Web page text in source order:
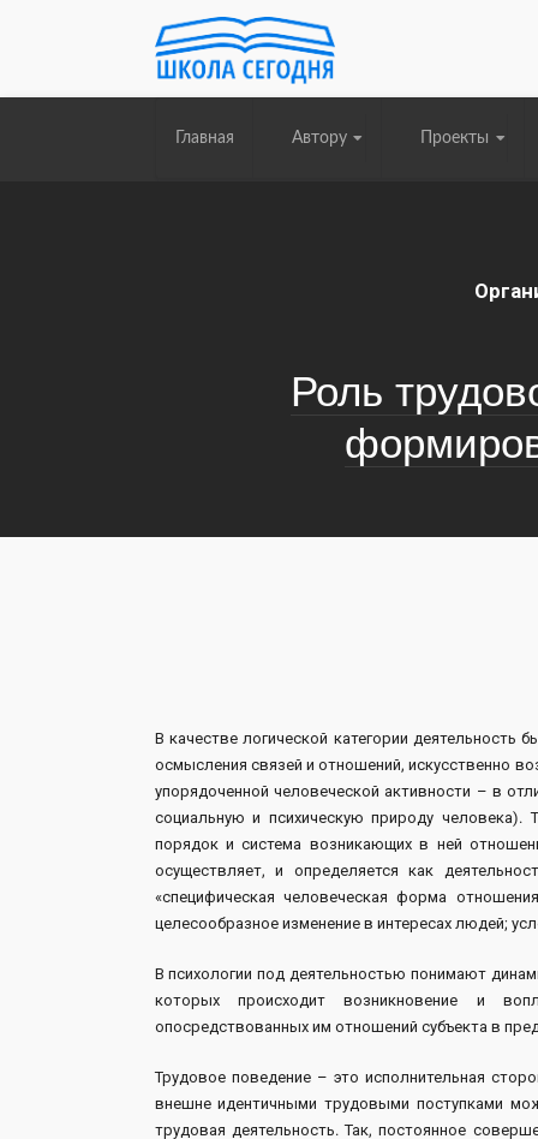
Главная Автору Проекты
Роль
В качестве логической категории
осмысления связей и отношений, искусственно
упорядоченной человеческой активности – в
социальную и психическую природу
порядок и система возникающих в ней
осуществляет, и определяется как
«специфическая человеческая форма
целесообразное изменение в интересах людей;
В психологии под деятельностью понимают
которых происходит возникновение и
опосредствованных им отношений субъекта в
Трудовое поведение – это исполнительная
внешне идентичными трудовыми поступками
трудовая деятельность. Так, постоянное